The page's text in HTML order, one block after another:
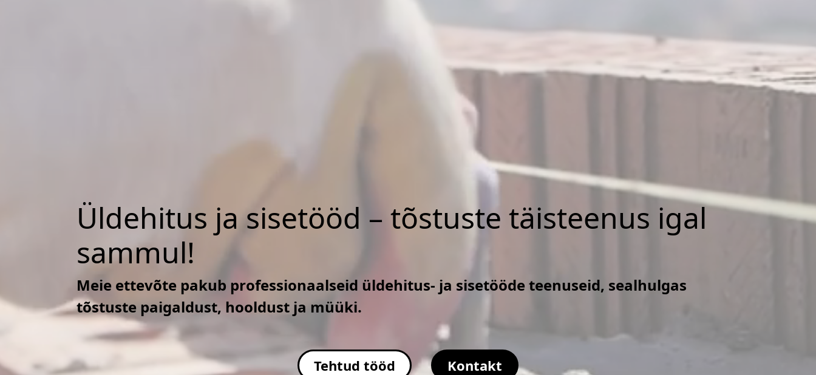
Üldehitus ja sisetööd – tõstuste täisteenus igal
sammul!
Meie ettevõte pakub professionaalseid üldehitus- ja sisetööde teenuseid, sealhulgas
tõstuste paigaldust, hooldust ja müüki.
Tehtud tööd Kontakt